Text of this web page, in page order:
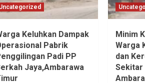
Keluhkan Dampak
Pabrik
Padi PP
Jaya,‎Ambarawa
Minim
Warga
dan
Sekitar